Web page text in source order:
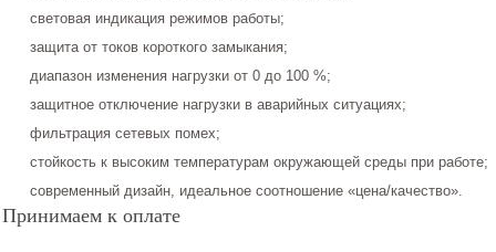
световая индикация режимов работы;
защита от токов короткого замыкания;
диапазон изменения нагрузки от 0 до 100 %;
защитное отключение нагрузки в аварийных ситуациях;
фильтрация сетевых помех;
стойкость к высоким температурам окружающей среды при работе;
современный дизайн, идеальное соотношение «цена/качество».
Принимаем к оплате